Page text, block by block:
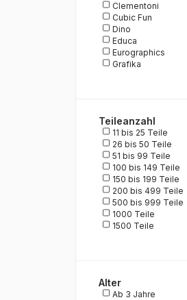
Clementoni
Cubic Fun
Dino
Educa
Eurographics
Grafika
Ravensburger
Roovi
Schmidt Spiele
Trefl
Yazz
Teileanzahl
11 bis 25 Teile
26 bis 50 Teile
51 bis 99 Teile
100 bis 149 Teile
150 bis 199 Teile
200 bis 499 Teile
500 bis 999 Teile
1000 Teile
1500 Teile
Alter
Ab 3 Jahre